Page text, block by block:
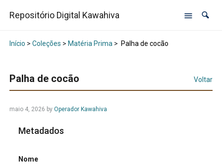
Repositório Digital Kawahiva
Início > Coleções > Matéria Prima> Palha de cocão
Palha de cocão Voltar
maio 4, 2026 by Operador Kawahiva
Metadados
Nome